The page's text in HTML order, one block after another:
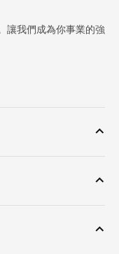
讓我們成為你事業的強